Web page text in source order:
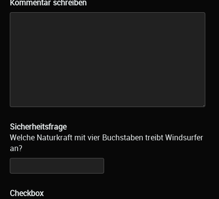
Kommentar schreiben
Sicherheitsfrage
Welche Naturkraft mit vier Buchstaben treibt Windsurfer
an?
Checkbox